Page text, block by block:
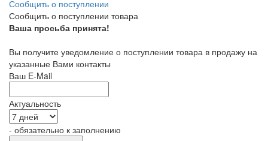
Сообщить о поступлении
Сообщить о поступлении товара
Ваша просьба принята!
Вы получите уведомление о поступлении товара в продажу на
указанные Вами контакты
Ваш E-Mail
Актуальность
- обязательно к заполнению